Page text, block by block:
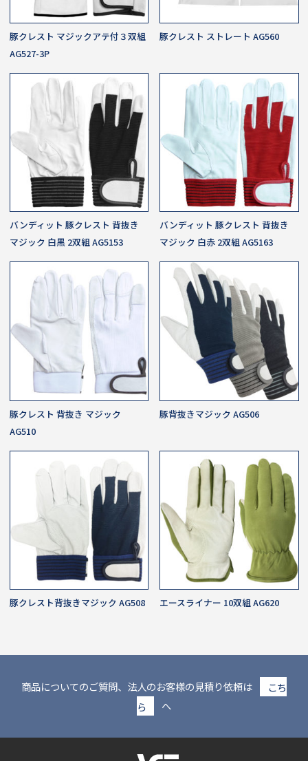
豚クレスト マジックアテ付３双組
AG527-3P
豚クレスト ストレート AG560
バンディット 豚クレスト 背抜き
マジック 白黒 2双組 AG5153
バンディット 豚クレスト 背抜き
マジック 白赤 2双組 AG5163
豚クレスト 背抜き マジック
AG510
豚背抜きマジック AG506
豚クレスト背抜きマジック AG508 エースライナー 10双組 AG620
商品についてのご質問、法人のお客様の見積り依頼は
こち
ら
へ